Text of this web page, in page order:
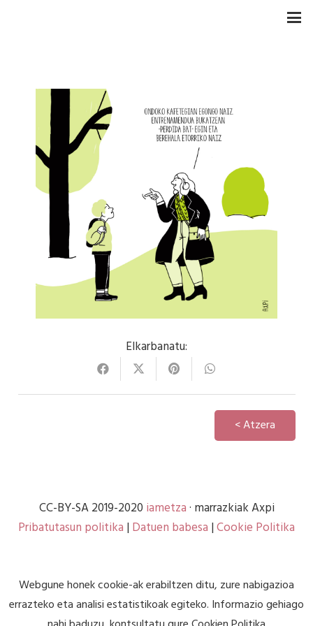
Elkarbanatu:
< Atzera
CC-BY-SA 2019-2020 iametza· marrazkiak Axpi
Pribatutasun politika | Datuen babesa |Cookie Politika
Webgune honek cookie-ak erabiltzen ditu, zure nabigazioa
errazteko eta analisi estatistikoak egiteko. Informazio gehiago